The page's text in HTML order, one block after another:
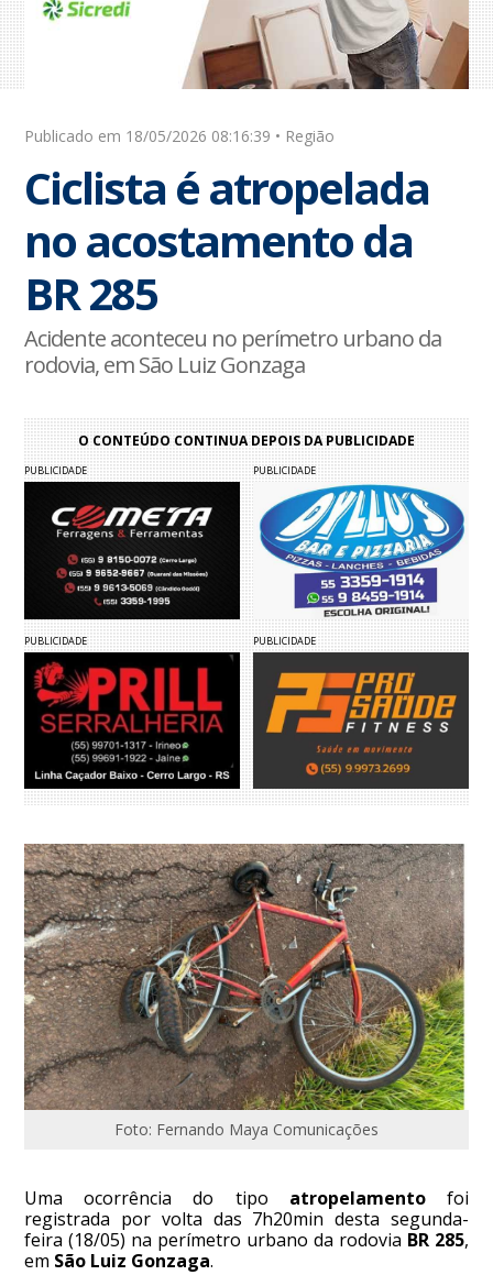
Publicado em 18/05/2026 08:16:39 • Região
Ciclista é atropelada
no acostamento da
BR 285
Acidente aconteceu no perímetro urbano da
rodovia, em São Luiz Gonzaga
O CONTEÚDO CONTINUA DEPOIS DA PUBLICIDADE
PUBLICIDADE PUBLICIDADE
PUBLICIDADE PUBLICIDADE
Foto: Fernando Maya Comunicações
Uma ocorrência do tipo atropelamentofoi
registrada por volta das 7h20min desta segunda-
feira (18/05) na perímetro urbano da rodovia BR 285,
em São Luiz Gonzaga.